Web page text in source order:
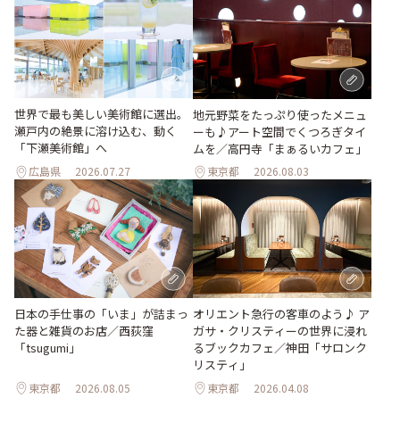
世界で最も美しい美術館に選出。
瀬戸内の絶景に溶け込む、動く
「下瀬美術館」へ
広島県 2026.07.27
地元野菜をたっぷり使ったメニュ
ーも♪アート空間でくつろぎタイ
ムを／高円寺「まぁるいカフェ」
東京都 2026.08.03
日本の手仕事の「いま」が詰まっ
た器と雑貨のお店／西荻窪
「tsugumi」
東京都 2026.08.05
オリエント急行の客車のよう♪ ア
ガサ・クリスティーの世界に浸れ
るブックカフェ／神田「サロンク
リスティ」
東京都 2026.04.08